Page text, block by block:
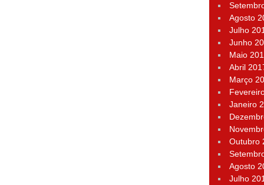
Agosto
Julho
Junho
Maio
Abril
Março
Janeiro
Outubro
Agosto
Julho